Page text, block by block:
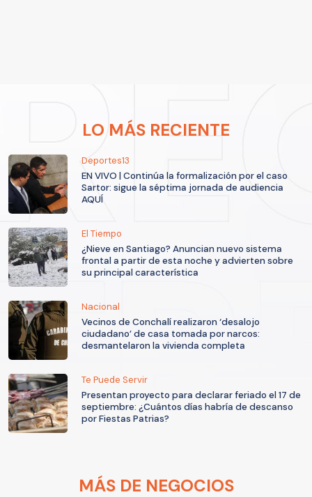
LO MÁS RECIENTE
Deportes13
EN VIVO | Continúa la formalización por el caso
Sartor: sigue la séptima jornada de audiencia
AQUÍ
El Tiempo
¿Nieve en Santiago? Anuncian nuevo sistema
frontal a partir de esta noche y advierten sobre
su principal característica
Nacional
Vecinos de Conchalí realizaron ‘desalojo
ciudadano’ de casa tomada por narcos:
desmantelaron la vivienda completa
Te Puede Servir
Presentan proyecto para declarar feriado el 17 de
septiembre: ¿Cuántos días habría de descanso
por Fiestas Patrias?
MÁS DE NEGOCIOS